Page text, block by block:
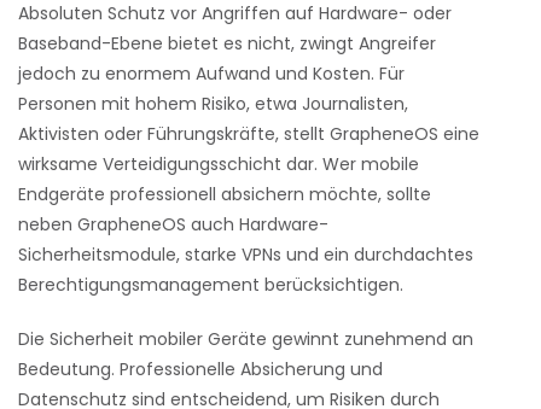
Absoluten Schutz vor Angriffen auf Hardware- oder
Baseband-Ebene bietet es nicht, zwingt Angreifer
jedoch zu enormem Aufwand und Kosten. Für
Personen mit hohem Risiko, etwa Journalisten,
Aktivisten oder Führungskräfte, stellt GrapheneOS eine
wirksame Verteidigungsschicht dar. Wer mobile
Endgeräte professionell absichern möchte, sollte
neben GrapheneOS auch Hardware-
Sicherheitsmodule, starke VPNs und ein durchdachtes
Berechtigungsmanagement berücksichtigen.
Die Sicherheit mobiler Geräte gewinnt zunehmend an
Bedeutung. Professionelle Absicherung und
Datenschutz sind entscheidend, um Risiken durch